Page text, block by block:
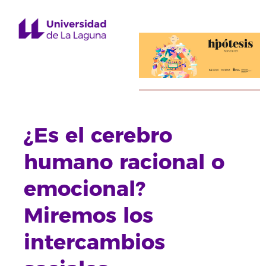
¿Es el cerebro
humano racional o
emocional?
Miremos los
intercambios